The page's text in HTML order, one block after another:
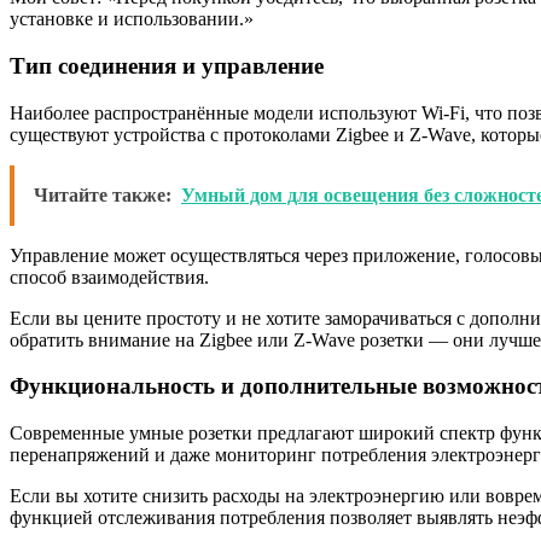
установке и использовании.»
Тип соединения и управление
Наиболее распространённые модели используют Wi-Fi, что
существуют устройства с протоколами Zigbee и Z-Wave,
Читайте также: Умный дом для освещения без
Управление может осуществляться через приложение,
способ взаимодействия.
Если вы цените простоту и не хотите заморачиваться с
обратить внимание на Zigbee или Z-Wave розетки — они
Функциональность и дополнительные
Современные умные розетки предлагают широкий спектр
перенапряжений и даже мониторинг потребления
Если вы хотите снизить расходы на электроэнергию или
функцией отслеживания потребления позволяет выявлять